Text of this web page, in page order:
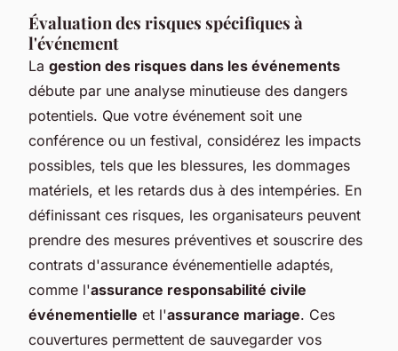
Évaluation des risques spécifiques à
l'événement
La gestion des risques dans les événements
débute par une analyse minutieuse des dangers
potentiels. Que votre événement soit une
conférence ou un festival, considérez les impacts
possibles, tels que les blessures, les dommages
matériels, et les retards dus à des intempéries. En
définissant ces risques, les organisateurs peuvent
prendre des mesures préventives et souscrire des
contrats d'assurance événementielle adaptés,
comme l'assurance responsabilité civile
événementielle et l'assurance mariage. Ces
couvertures permettent de sauvegarder vos